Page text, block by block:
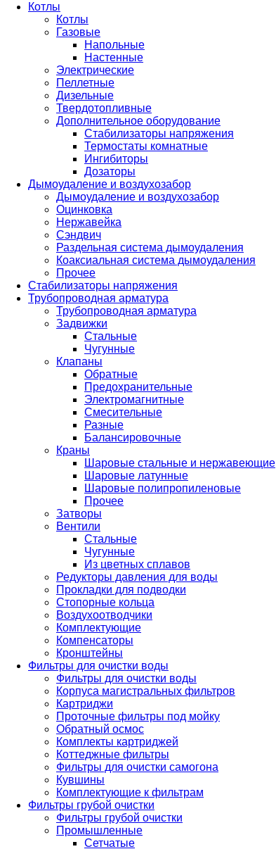
Котлы
Котлы
Газовые
Напольные
Настенные
Электрические
Пеллетные
Дизельные
Твердотопливные
Дополнительное оборудование
Стабилизаторы напряжения
Термостаты комнатные
Ингибиторы
Дозаторы
Дымоудаление и воздухозабор
Дымоудаление и воздухозабор
Оцинковка
Нержавейка
Сэндвич
Раздельная система дымоудаления
Коаксиальная система дымоудаления
Прочее
Стабилизаторы напряжения
Трубопроводная арматура
Трубопроводная арматура
Задвижки
Стальные
Чугунные
Клапаны
Обратные
Предохранительные
Электромагнитные
Смесительные
Разные
Балансировочные
Краны
Шаровые стальные и нержавеющие
Шаровые латунные
Шаровые полипропиленовые
Прочее
Затворы
Вентили
Стальные
Чугунные
Из цветных сплавов
Редукторы давления для воды
Прокладки для подводки
Стопорные кольца
Воздухоотводчики
Комплектующие
Компенсаторы
Кронштейны
Фильтры для очистки воды
Фильтры для очистки воды
Корпуса магистральных фильтров
Картриджи
Проточные фильтры под мойку
Обратный осмос
Комплекты картриджей
Коттеджные фильтры
Фильтры для очистки самогона
Кувшины
Комплектующие к фильтрам
Фильтры грубой очистки
Фильтры грубой очистки
Промышленные
Сетчатые